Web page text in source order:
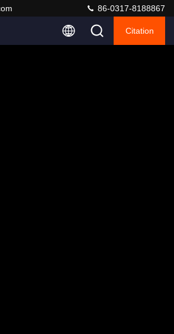
86-0317-8188867
Citation